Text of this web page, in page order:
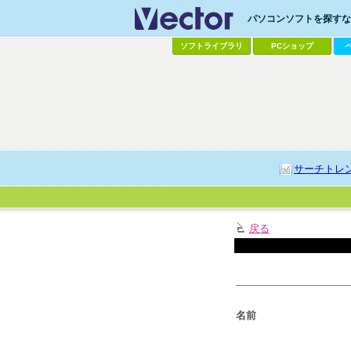
パソコンソフトを探す
ソフトライブラリ PCショップ
サーチトレ
戻る
名前